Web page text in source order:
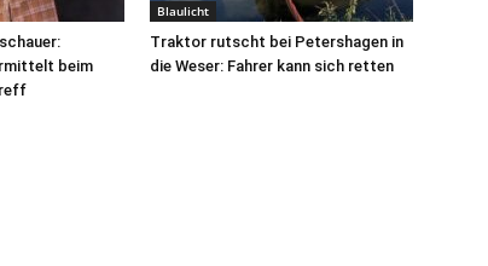
beim
Blaulicht
Traktor rutscht bei Petershagen in
die Weser: Fahrer kann sich retten